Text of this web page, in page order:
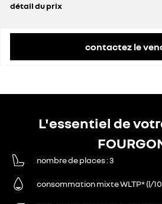
détail du prix
contactez le
L'essentiel de
nombre de places 3
consommation mixte WLTP* (l/